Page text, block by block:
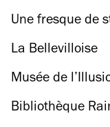
piscine de la
Une fresque de
fait son entrée à
La Bellevilloise
Musée de
Bibliothèque